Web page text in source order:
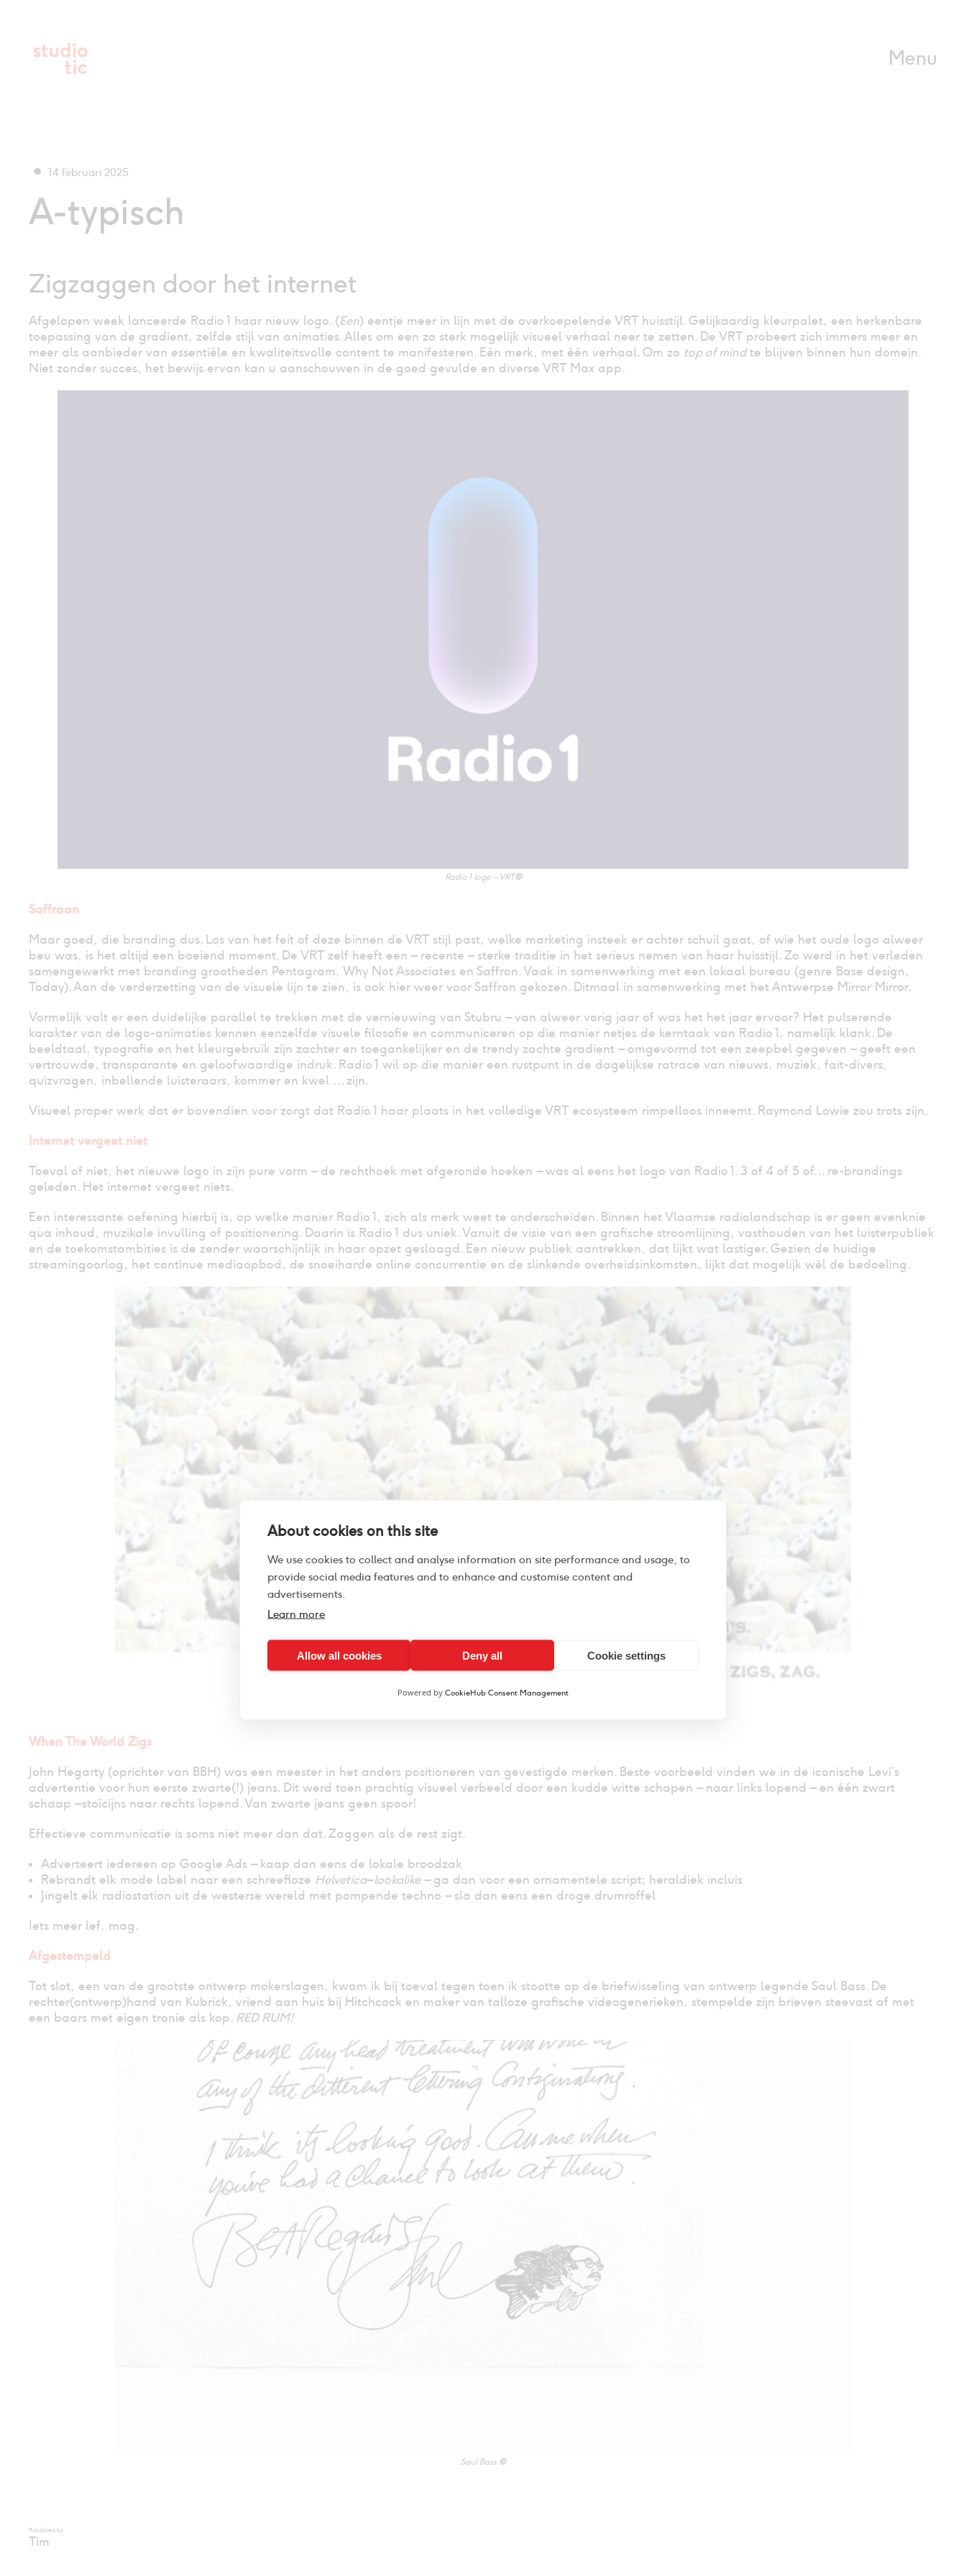
inhoud
Menu
14 februari 2025
A-typisch
Zigzaggen door het internet
Afgelopen week lanceerde Radio 1 haar nieuw logo. (Een) eentje meer in lijn met de overkoepelende VRT huisstijl. Gelijkaardig kleurpalet, een herkenbare
toepassing van de gradient, zelfde stijl van animaties. Alles om een zo sterk mogelijk visueel verhaal neer te zetten. De VRT probeert zich immers meer en
meer als aanbieder van essentiële en kwaliteitsvolle content te manifesteren. Eén merk, met één verhaal. Om zo top of mindte blijven binnen hun domein.
Niet zonder succes, het bewijs ervan kan u aanschouwen in de goed gevulde en diverse VRT Max app.
Radio 1 logo – VRT©
Saffraan
Maar goed, die branding dus. Los van het feit of deze binnen de VRT stijl past, welke marketing insteek er achter schuil gaat, of wie het oude logo alweer
beu was, is het altijd een boeiend moment. De VRT zelf heeft een – recente – sterke traditie in het serieus nemen van haar huisstijl. Zo werd in het verleden
samengewerkt met branding grootheden Pentagram, Why Not Associates en Saffron. Vaak in samenwerking met een lokaal bureau (genre Base design,
Today). Aan de verderzetting van de visuele lijn te zien, is ook hier weer voor Saffron gekozen. Ditmaal in samenwerking met het Antwerpse Mirror Mirror.
Vormelijk valt er een duidelijke parallel te trekken met de vernieuwing van Stubru – van alweer vorig jaar of was het het jaar ervoor? Het pulserende
karakter van de logo-animaties kennen eenzelfde visuele filosofie en communiceren op die manier netjes de kerntaak van Radio 1, namelijk klank. De
beeldtaal, typografie en het kleurgebruik zijn zachter en toegankelijker en de trendy zachte gradient – omgevormd tot een zeepbel gegeven – geeft een
vertrouwde, transparante en geloofwaardige indruk. Radio 1 wil op die manier een rustpunt in de dagelijkse ratrace van nieuws, muziek, fait-divers,
quizvragen, inbellende luisteraars, kommer en kwel … zijn.
Visueel proper werk dat er bovendien voor zorgt dat Radio 1 haar plaats in het volledige VRT ecosysteem rimpelloos inneemt. Raymond Lowie zou trots zijn.
Internet vergeet niet
Toeval of niet, het nieuwe logo in zijn pure vorm – de rechthoek met afgeronde hoeken – was al eens het logo van Radio 1. 3 of 4 of 5 of… re-brandings
geleden. Het internet vergeet niets.
Een interessante oefening hierbij is, op welke manier Radio 1, zich als merk weet te onderscheiden. Binnen het Vlaamse radiolandschap is er geen evenknie
qua inhoud, muzikale invulling of positionering. Daarin is Radio 1 dus uniek. Vanuit de visie van een grafische stroomlijning, vasthouden van het luisterpubliek
en de toekomstambities is de zender waarschijnlijk in haar opzet geslaagd. Een nieuw publiek aantrekken, dat lijkt wat lastiger. Gezien de huidige
streamingoorlog, het continue mediaopbod, de snoeiharde online concurrentie en de slinkende overheidsinkomsten, lijkt dat mogelijk wél de bedoeling.
When The World Zigs
John Hegarty (oprichter van BBH) was een meester in het anders positioneren van gevestigde merken. Beste voorbeeld vinden we in de iconische Levi’s
advertentie voor hun eerste zwarte(!) jeans. Dit werd toen prachtig visueel verbeeld door een kudde witte schapen – naar links lopend – en één zwart
schaap –stoïcijns naar rechts lopend. Van zwarte jeans geen spoor!
Effectieve communicatie is soms niet meer dan dat. Zaggen als de rest zigt.
Adverteert iedereen op Google Ads – kaap dan eens de lokale broodzak
Rebrandt elk mode label naar een schreefloze Helvetica–lookalike– ga dan voor een ornamentele script; heraldiek incluis
Jingelt elk radiostation uit de westerse wereld met pompende techno – sla dan eens een droge drumroffel
Iets meer lef, mag.
Afgestempeld
Tot slot, een van de grootste ontwerp mokerslagen, kwam ik bij toeval tegen toen ik stootte op de briefwisseling van ontwerp legende Saul Bass. De
rechter(ontwerp)hand van Kubrick, vriend aan huis bij Hitchcock en maker van talloze grafische videogenerieken, stempelde zijn brieven steevast af met
een baars met eigen tronie als kop. RED RUM!
Saul Bass ©
Published by
Tim
About cookies on this site
We use cookies to collect and analyse information on site performance and usage, to
provide social media features and to enhance and customise content and
advertisements.
Learn more
Allow all cookies Deny all Cookie settings
Powered by CookieHub Consent Management